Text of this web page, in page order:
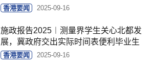
香港要闻 2025-09-16
施政报告2025︱测量界学生关心北都发
展，冀政府交出实际时间表便利毕业生
香港要闻 2025-09-16